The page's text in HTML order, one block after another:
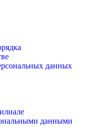
данных
данными